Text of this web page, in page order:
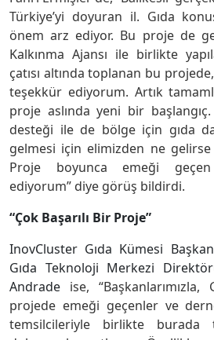
Türkiye’yi doyuran il. Gıda
önem arz ediyor. Bu proje de
Kalkınma Ajansı ile birlikte
çatısı altında toplanan bu
teşekkür ediyorum. Artık
proje aslında yeni bir
desteği ile de bölge için gıda
gelmesi için elimizden ne gelirse
Proje boyunca emeği
ediyorum” diye görüş bildirdi.
“Çok Başarılı Bir Proje”
InovCluster Gıda Kümesi
Gıda Teknoloji Merkezi
Andrade ise,
projede emeği geçenler ve
temsilcileriyle birlikte burada